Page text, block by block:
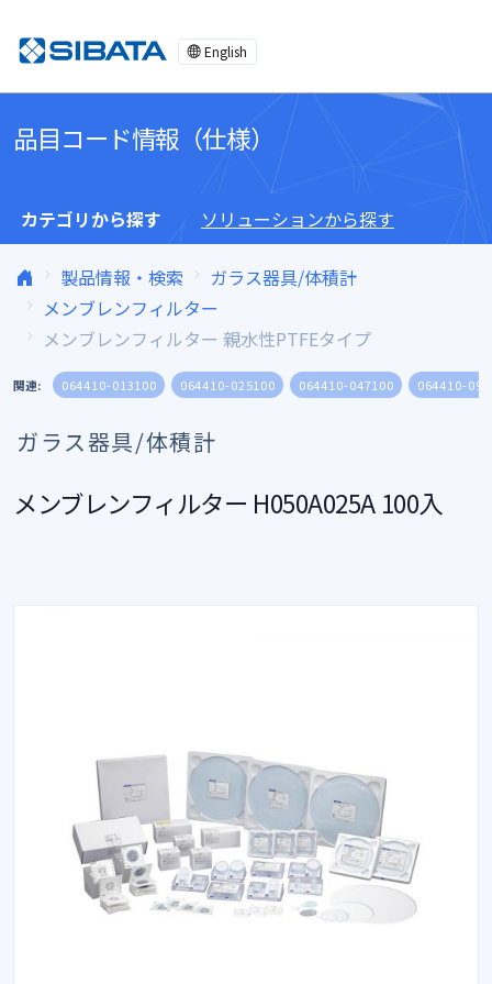
English
品目コード情報（仕様）
カテゴリから探す ソリューションから探す
製品情報・検索
ガラス器具/体積計
メンブレンフィルター
メンブレンフィルター 親水性PTFEタイプ
関連: 064410-013100 064410-025100 064410-047100 064410-
ガラス器具/体積計
メンブレンフィルター H050A025A 100入